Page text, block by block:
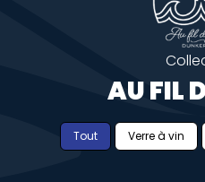
AU FIL
Tout Verre à vin